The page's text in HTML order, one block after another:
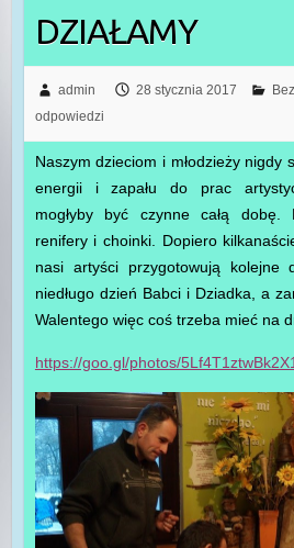
DZIAŁAMY
admin 28 stycznia 2017
odpowiedzi
Naszym dzieciom i młodzieży nigdy
energii i zapału do prac
mogłyby być czynne całą dobę.
renifery i choinki. Dopiero
nasi artyści przygotowują kolejne
niedługo dzień Babci i Dziadka, a
Walentego więc coś trzeba mieć na
https://goo.gl/photos/